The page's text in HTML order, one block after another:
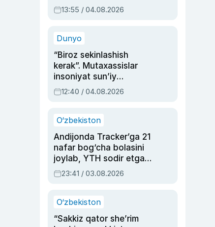
dublyaj ustasi Rimma
Ahmedovaning
13:55 / 04.08.2026
Dunyo
“Biroz sekinlashish
kerak”. Mutaxassislar
insoniyat sun’iy
intellektni boshqara
olmay qolishidan xavotir
12:40 / 04.08.2026
O‘zbekiston
Andijonda Tracker’ga 21
nafar bog‘cha bolasini
joylab, YTH sodir etgan
ayolga sud hukmi o‘qildi
23:41 / 03.08.2026
O‘zbekiston
“Sakkiz qator she’rim